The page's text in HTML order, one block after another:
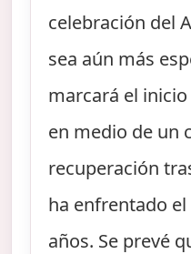
celebración del
sea aún más
marcará el
en medio de un
recuperación
ha enfrentado
años. Se prevé